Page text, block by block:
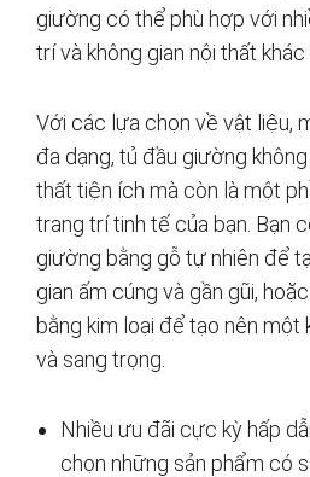
giường có thể phù hợp với
trí và không gian nội thất khác
Với các lựa chọn về vật liệu,
đa dạng, tủ đầu giường
thất tiện ích mà còn là một
trang trí tinh tế của bạn. Bạn
giường bằng gỗ tự nhiên để
gian ấm cúng và gần gũi,
bằng kim loại để tạo nên một
và sang trọng.
Nhiều ưu đãi cực kỳ hấp
chọn những sản phẩm có